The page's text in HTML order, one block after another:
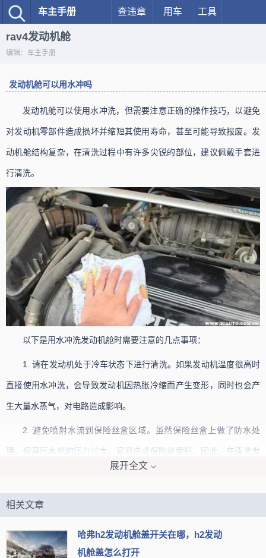
车主手册 查违章 用车 工具
rav4发动机舱
编辑：车主手册
发动机舱可以用水冲吗
发动机舱可以使用水冲洗，但需要注意正确的操作技巧，以避免
对发动机零部件造成损坏并缩短其使用寿命，甚至可能导致报废。发
动机舱结构复杂，在清洗过程中有许多尖锐的部位，建议佩戴手套进
行清洗。
以下是用水冲洗发动机舱时需要注意的几点事项：
1. 请在发动机处于冷车状态下进行清洗。如果发动机温度很高时
直接使用水冲洗，会导致发动机因热胀冷缩而产生变形，同时也会产
生大量水蒸气，对电路造成影响。
2. 避免喷射水流到保险丝盒区域。虽然保险丝盒上做了防水处
理，但高压水枪的压力过大，容易造成保险丝受损。因此，在清洗发
动机舱时应避开保险丝盒和电瓶等部位。
3. 清洗完成后需立即吹干。使用水枪冲洗发动机舱后，应立即使
用风枪将所有水分吹干。
汽车发动机舱可以用水洗吗
展开全文
相关文章
哈弗h2发动机舱盖开关在哪，h2发动
机舱盖怎么打开